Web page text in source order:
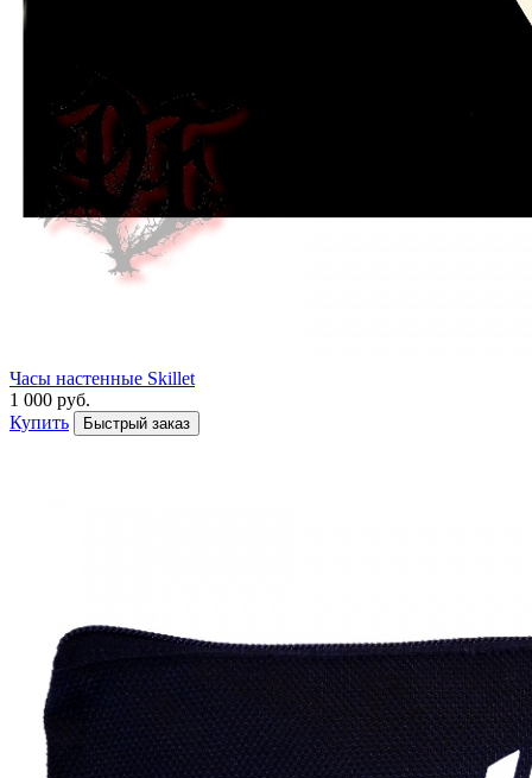
Часы настенные Skillet
1 000 руб.
Купить
Быстрый заказ